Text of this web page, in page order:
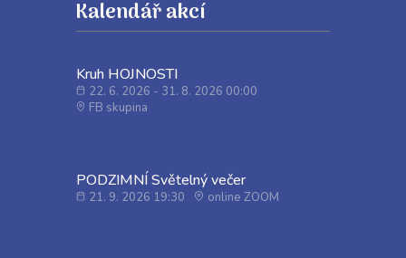
Kalendář akcí
Kruh HOJNOSTI
22. 6. 2026 - 31. 8. 2026 00:00
FB skupina
PODZIMNÍ Světelný večer
21. 9. 2026 19:30 online ZOOM